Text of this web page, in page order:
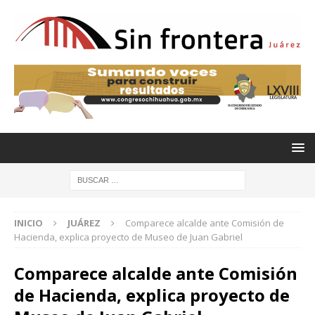
INICIO JUÁREZ
Comparece alcalde ante Comisión de
Hacienda, explica proyecto de Museo de Juan Gabriel
Comparece alcalde ante Comisión
de Hacienda, explica proyecto de